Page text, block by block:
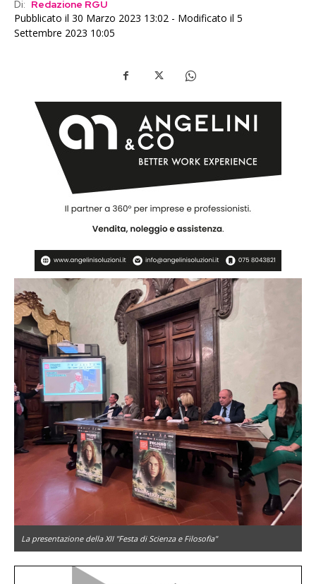
Di: Redazione RGU
Pubblicato il 30 Marzo 2023 13:02 - Modificato il 5
Settembre 2023 10:05
La presentazione della XII "Festa di Scienza e Filosofia"